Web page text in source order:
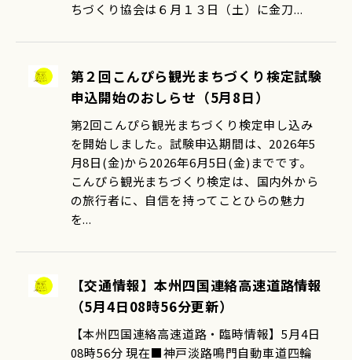
ちづくり協会は６月１３日（土）に金刀...
第２回こんぴら観光まちづくり検定試験
申込開始のおしらせ（5月8日）
第2回こんぴら観光まちづくり検定申し込み
を開始しました。試験申込期間は、2026年5
月8日(金)から2026年6月5日(金)までです。
こんぴら観光まちづくり検定は、国内外から
の旅行者に、自信を持ってことひらの魅力
を...
【交通情報】本州四国連絡高速道路情報
（5月4日08時56分更新）
【本州四国連絡高速道路・臨時情報】5月4日
08時56分 現在■神戸淡路鳴門自動車道四輪